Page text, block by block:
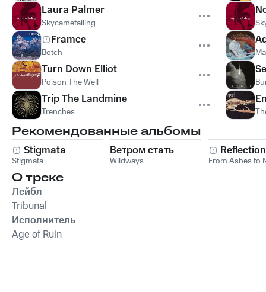
Laura Palmer
Skycamefalling
Framce
Botch
Turn Down Elliot
Poison The Well
Trip The Landmine
Trenches
Рекомендованные альбомы
Stigmata
Stigmata
Ветром стать
Wildways From Ashes to
О треке
Лейбл
Tribunal
Исполнитель
Age of Ruin